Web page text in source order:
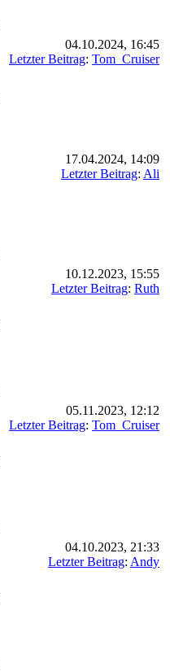
04.10.2024, 16:45
Letzter Beitrag: Tom_Cruiser
17.04.2024, 14:09
Letzter Beitrag: Ali
10.12.2023, 15:55
Letzter Beitrag: Ruth
05.11.2023, 12:12
Letzter Beitrag: Tom_Cruiser
04.10.2023, 21:33
Letzter Beitrag: Andy